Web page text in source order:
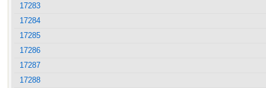
17283
17284
17285
17286
17287
17288